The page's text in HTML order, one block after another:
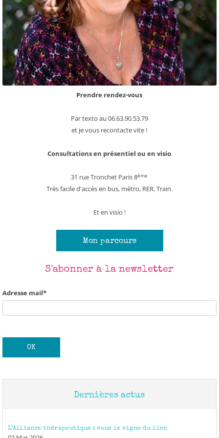
Prendre rendez-vous
Par texto au 06.63.90.53.79
et je vous recontacte vite !
Consultations en présentiel ou en visio
31 rue Tronchet Paris 8ème
Très facile d'accès en bus, métro, RER, Train.
Et en visio !
Mon parcours
S'abonner à la newsletter
Adresse mail*
Dernières actus
L’Alliance thérapeutique : sous le signe du lien
Bonjour et bienvenue dans le
Corps/Coeur/Créativité/Communication